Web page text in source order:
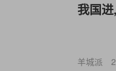
我国
羊城派